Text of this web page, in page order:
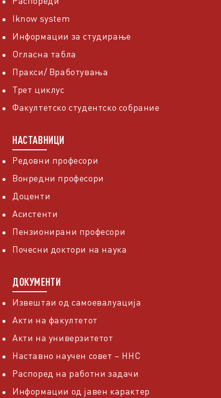
Iknow system
Информации за студирање
Огласна табла
Пракси/ Вработувања
Трет циклус
Факултетско студентско собрание
НАСТАВНИЦИ
Редовни професори
Вонредни професори
Доценти
Асистенти
Пензионирани професори
Почесни доктори на наука
ДОКУМЕНТИ
Извештаи од самоевалуација
Акти на факултетот
Акти на универзитетот
Наставно научен совет – ННС
Распоред на работни задачи
Информации од јавен карактер